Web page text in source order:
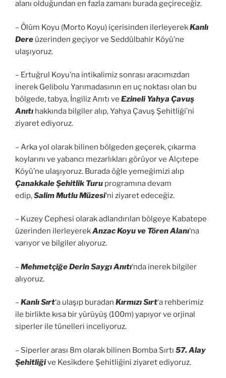
alanı olduğundan en fazla zamanı burada geçireceğiz.
– Ölüm Koyu (Morto Koyu) içerisinden ilerleyerekKanlı
Dere üzerinden geçiyor ve Seddülbahir Köyü’ne
ulaşıyoruz.
– Ertuğrul Koyu’na intikalimiz sonrası aracımızdan
inerek Gelibolu Yarımadasının en uç noktası olan bu
bölgede, tabya, İngiliz Anıtı ve Ezineli Yahya Çavuş
Anıtı hakkında bilgiler alıp, Yahya Çavuş Şehitliği’ni
ziyaret ediyoruz.
– Arka yol olarak bilinen bölgeden geçerek, çıkarma
koylarını ve yabancı mezarlıkları görüyor ve Alçıtepe
Köyü’ne ulaşıyoruz. Burada öğle yemeğimizi alıp
Çanakkale Şehitlik Turu programına devam
edip,Salim Mutlu Müzesi‘ni ziyaret edeceğiz.
– Kuzey Cephesi olarak adlandırılan bölgeye Kabatepe
üzerinden ilerleyerekAnzac Koyu ve Tören Alanı‘na
varıyor ve bilgiler alıyoruz.
–Mehmetçiğe Derin Saygı Anıtı‘nda inerek bilgiler
alıyoruz.
–Kanlı Sırt‘a ulaşıp buradan Kırmızı Sırt‘a rehberimiz
ile birlikte kısa bir yürüyüş (100m) yapıyor ve orjinal
siperler ile tünelleri inceliyoruz.
– Siperler arası 8m olarak bilinen Bomba Sırtı 57. Alay
Şehitliğive Kesikdere Şehitliğini ziyaret ediyoruz.